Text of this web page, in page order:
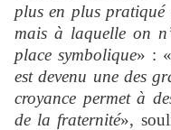
plus en plus pratiqué
mais à laquelle on
place symbolique» : «
est devenu une des
croyance permet à
de la fraternité»,